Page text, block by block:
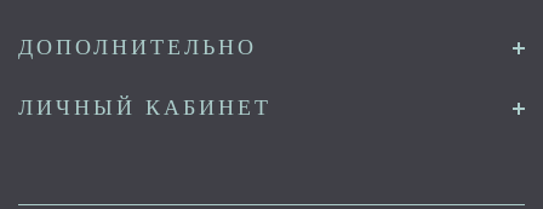
ДОПОЛНИТЕЛЬНО
ЛИЧНЫЙ КАБИНЕТ